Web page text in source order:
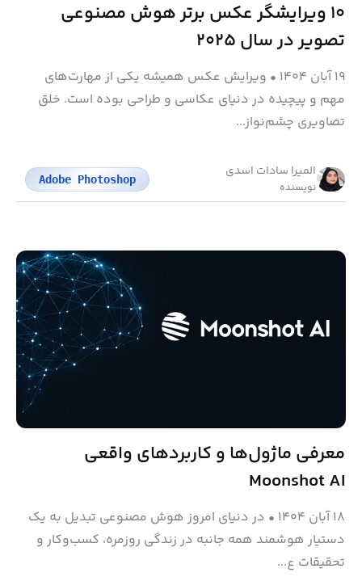
۱۰ ویرایشگر عکس برتر هوش مصنوعی
تصویر در سال ۲۰۲۵
۱۹ آبان ۱۴۰۴ • ویرایش عکس همیشه یکی از مهارت‌های
مهم و پیچیده در دنیای عکاسی و طراحی بوده است. خلق
تصاویری چشم‌نواز...
المیرا سادات اسدی
نویسنده
Adobe Photoshop
معرفی ماژول‌ها و کاربردهای واقعی
Moonshot AI
۱۸ آبان ۱۴۰۴ • در دنیای امروز هوش مصنوعی تبدیل به یک
دستیار هوشمند همه‌ جانبه در زندگی روزمره، کسب‌وکار و
تحقیقات ع...